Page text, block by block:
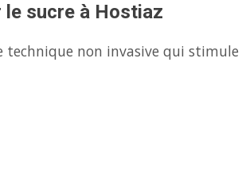
sucre à Hostiaz
technique non invasive qui stimule